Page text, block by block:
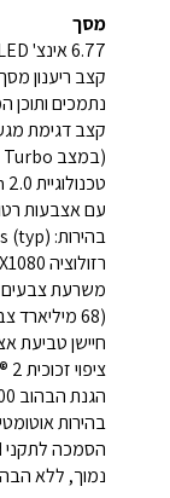
מסך
6.77 אינצ' AMOLED
נתמכים ותוכן
(במצב Game Turbo מופעל)
עם אצבעות
בהירות: 3200nits (peak) , 800nits (typ)
רזולוציה 2392X1080 וצפיפות פיקסלים 447ppi
(68 מיליארד צבעים) | ניגודיות: 8000000:1
חיישן טביעת
ציפוי זכוכית Corning® Gorilla® Victus® 2
בהירות
נמוך, ללא